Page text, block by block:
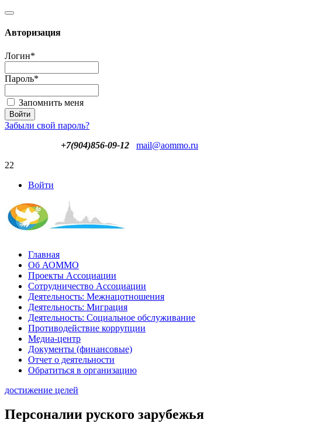
Авторизация
Логин*
Пароль*
Запомнить меня
Забыли свой пароль?
+7(904)856-09-12
mail@aommo.ru
22
Войти
Главная
Об АОММО
Проекты Ассоциации
Сотрудничество Ассоциации
Деятельность: Межнацотношения
Деятельность: Миграция
Деятельность: Социальное обслуживание
Противодействие коррупции
Медиа-центр
Документы (финансовые)
Отчет о деятельности
Обратиться в организацию
достижение целей
Персоналии руского зарубежья